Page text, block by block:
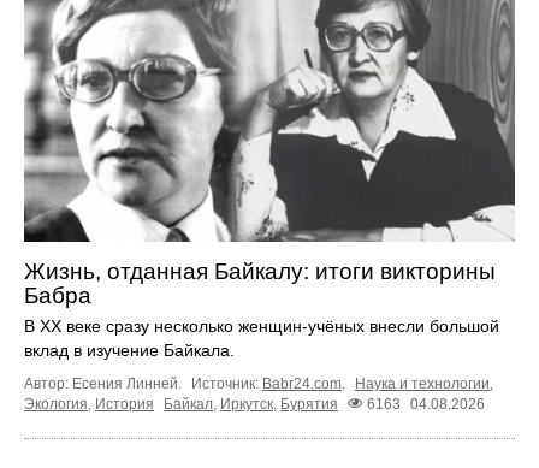
Жизнь, отданная Байкалу: итоги викторины
Бабра
В XX веке сразу несколько женщин-учёных внесли большой
вклад в изучение Байкала.
Автор: Есения Линней. Источник: Babr24.com. Наука и технологии,
Экология, История Байкал, Иркутск, Бурятия 6163 04.08.2026